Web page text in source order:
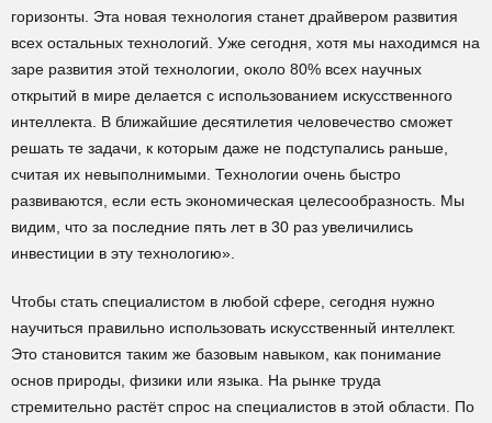
горизонты. Эта новая технология станет драйвером развития
всех остальных технологий. Уже сегодня, хотя мы находимся на
заре развития этой технологии, около 80% всех научных
открытий в мире делается с использованием искусственного
интеллекта. В ближайшие десятилетия человечество сможет
решать те задачи, к которым даже не подступались раньше,
считая их невыполнимыми. Технологии очень быстро
развиваются, если есть экономическая целесообразность. Мы
видим, что за последние пять лет в 30 раз увеличились
инвестиции в эту технологию».
Чтобы стать специалистом в любой сфере, сегодня нужно
научиться правильно использовать искусственный интеллект.
Это становится таким же базовым навыком, как понимание
основ природы, физики или языка. На рынке труда
стремительно растёт спрос на специалистов в этой области. По